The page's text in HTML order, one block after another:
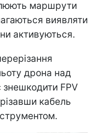
маршрути
виявляти
активуються.
дрона над
знешкодити FPV
кабель